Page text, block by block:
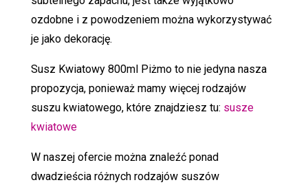
ozdobne i z powodzeniem można wykorzystywać
je jako dekorację.
Susz Kwiatowy 800ml Piżmo to nie jedyna nasza
propozycja, ponieważ mamy więcej rodzajów
suszu kwiatowego, które znajdziesz tu: susze
kwiatowe
W naszej ofercie można znaleźć ponad
dwadzieścia różnych rodzajów suszów